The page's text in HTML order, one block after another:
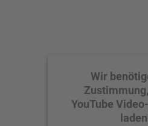
Wir
YouTube